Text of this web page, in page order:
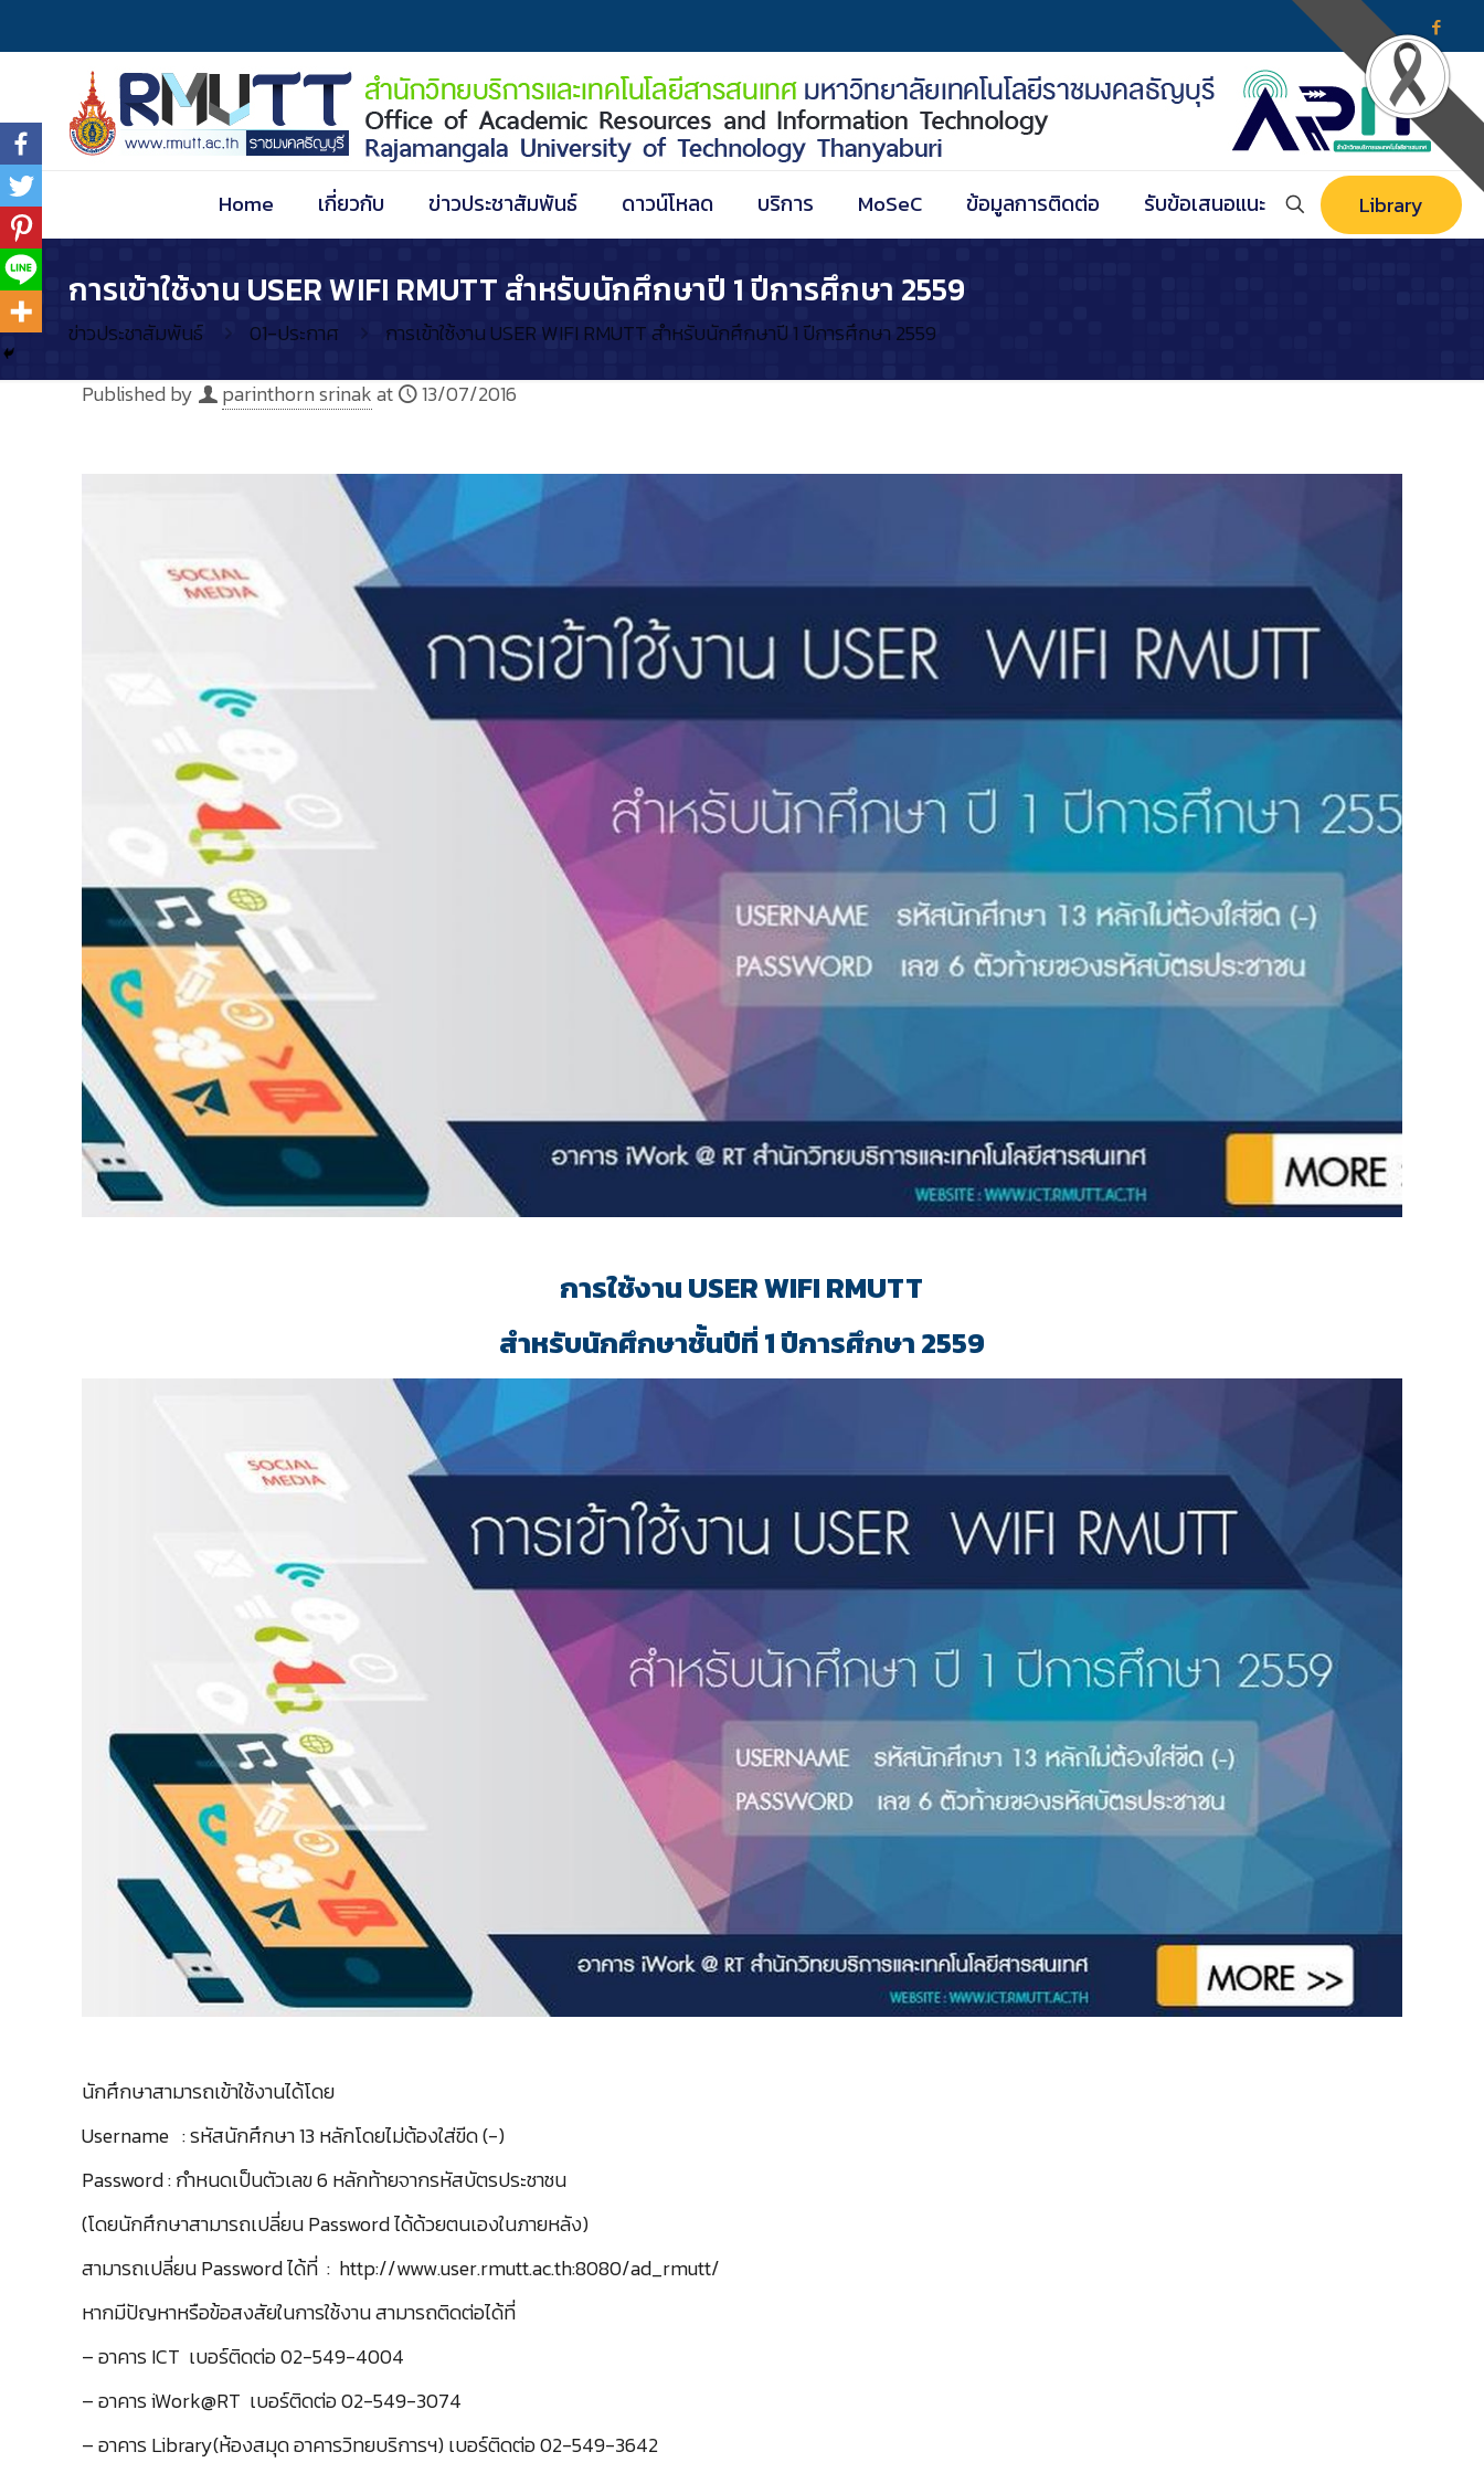
Home เกี่ยวกับ ข่าวประชาสัมพันธ์ ดาวน์โหลด บริการ MoSeC ข้อมูลการติดต่อ รับข้อเสนอแนะ Library
การเข้าใช้งาน USER WIFI RMUTT สำหรับนักศึกษาปี 1 ปีการศึกษา 2559
ข่าวประชาสัมพันธ์ 01-ประกาศ การเข้าใช้งาน USER WIFI RMUTT สำหรับนักศึกษาปี 1 ปีการศึกษา 2559
Published by parinthorn srinakat 13/07/2016
การใช้งาน USER WIFI RMUTT
สำหรับนักศึกษาชั้นปีที่ 1 ปีการศึกษา 2559
นักศึกษาสามารถเข้าใช้งานได้โดย
Username : รหัสนักศึกษา 13 หลักโดยไม่ต้องใส่ขีด (-)
Password : กำหนดเป็นตัวเลข 6 หลักท้ายจากรหัสบัตรประชาชน
(โดยนักศึกษาสามารถเปลี่ยน Password ได้ด้วยตนเองในภายหลัง)
สามารถเปลี่ยน Password ได้ที่ : http://www.user.rmutt.ac.th:8080/ad_rmutt/
หากมีปัญหาหรือข้อสงสัยในการใช้งาน สามารถติดต่อได้ที่
– อาคาร ICT เบอร์ติดต่อ 02-549-4004
– อาคาร iWork@RT เบอร์ติดต่อ 02-549-3074
– อาคาร Library(ห้องสมุด อาคารวิทยบริการฯ) เบอร์ติดต่อ 02-549-3642